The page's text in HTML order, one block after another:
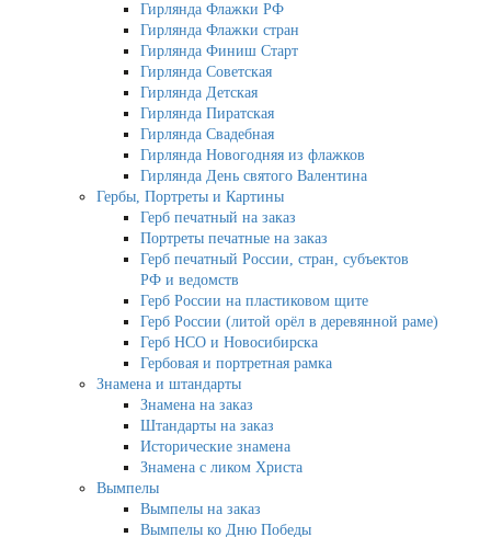
Гирлянда Флажки РФ
Гирлянда Флажки стран
Гирлянда Финиш Старт
Гирлянда Советская
Гирлянда Детская
Гирлянда Пиратская
Гирлянда Свадебная
Гирлянда Новогодняя из флажков
Гирлянда День святого Валентина
Гербы, Портреты и Картины
Герб печатный на заказ
Портреты печатные на заказ
Герб печатный России, стран, субъектов
РФ и ведомств
Герб России на пластиковом щите
Герб России (литой орёл в деревянной раме)
Герб НСО и Новосибирска
Гербовая и портретная рамка
Знамена и штандарты
Знамена на заказ
Штандарты на заказ
Исторические знамена
Знамена с ликом Христа
Вымпелы
Вымпелы на заказ
Вымпелы ко Дню Победы